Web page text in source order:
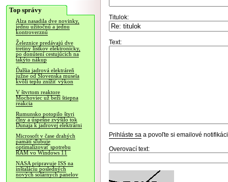
Top správy
Alza nasadila dve novinky,
jednu užitočnú a jednu
kontroverznú
Železnice predávajú dve
tretiny lístkov elektronicky,
po donútení cestujúcich na
takýto nákup
Ďalšia jadrová elektráreň
južne od Slovenska musela
kvôli teplu znížiť výkon
V štvrtom reaktore
Mochoviec už beží štiepna
reakcia
Rumunsko potopilo štyri
člny a úspešne zvýšilo tok
Dunaja k jadrovej elektrárni
Microsoft v čase drahých
pamätí sľubuje
optimalizovať spotrebu
RAM vo Windows 11
NASA pripravuje ISS na
inštaláciu posledných
nových solárnych panelov
Titulok:
Text:
Prihláste sa a povoľte si emailové
Overovací text: